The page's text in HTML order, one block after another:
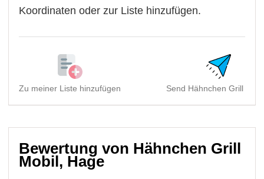
Koordinaten oder zur Liste hinzufügen.
Zu meiner Liste hinzufügen Send Hähnchen Grill
Bewertung von Hähnchen Grill
Mobil, Hage